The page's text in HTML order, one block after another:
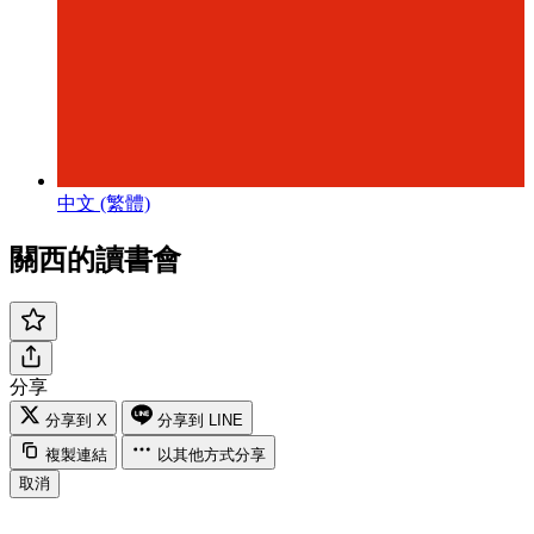
中文 (繁體)
關西的讀書會
分享
分享到 X
分享到 LINE
複製連結
以其他方式分享
取消